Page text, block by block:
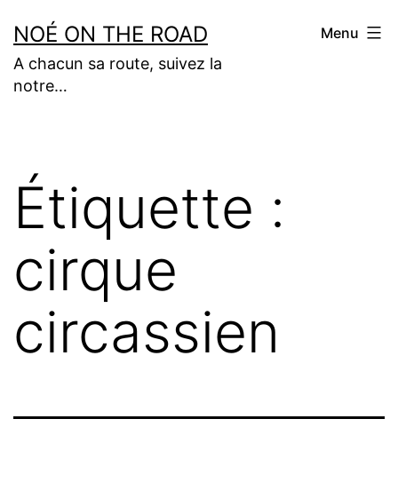
au
contenu
NOÉ ON THE ROAD
A chacun sa route, suivez la
notre…
Menu
Étiquette :
cirque
circassien